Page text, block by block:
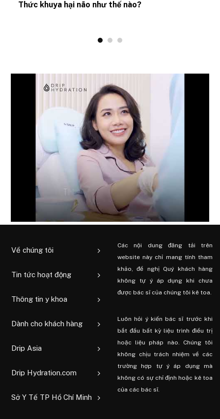
Thức khuya hại não như thế nào?
Về chúng tôi
Tin tức hoạt động
Thông tin y khoa
Dành cho khách hàng
Drip Asia
Drip Hydration.com
Sở Y Tế TP Hồ Chí Minh
Các nội dung đăng tải trên
website này chỉ mang tính tham
khảo, đề nghị Quý khách hàng
không tự ý áp dụng khi chưa
được bác sĩ của chúng tôi kê toa.
Luôn hỏi ý kiến ​​bác sĩ trước khi
bắt đầu bất kỳ liệu trình điều trị
hoặc liệu pháp nào. Chúng tôi
không chịu trách nhiệm về các
trường hợp tự ý áp dụng mà
không có sự chỉ định hoặc kê toa
của các bác sĩ.